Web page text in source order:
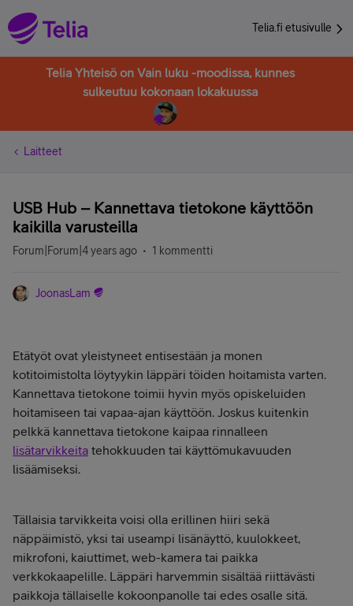
Telia.fi etusivulle
Telia Yhteisö on Vain luku -moodissa, kunnes
sulkeutuu kokonaan lokakuussa
Laitteet
USB Hub – Kannettava tietokone käyttöön
kaikilla varusteilla
Forum|Forum|4 years ago 1 kommentti
JoonasLam
Etätyöt ovat yleistyneet entisestään ja monen
kotitoimistolta löytyykin läppäri töiden hoitamista varten.
Kannettava tietokone toimii hyvin myös opiskeluiden
hoitamiseen tai vapaa-ajan käyttöön. Joskus kuitenkin
pelkkä kannettava tietokone kaipaa rinnalleen
lisätarvikkeita tehokkuuden tai käyttömukavuuden
lisäämiseksi.
Tällaisia tarvikkeita voisi olla erillinen hiiri sekä
näppäimistö, yksi tai useampi lisänäyttö, kuulokkeet,
mikrofoni, kaiuttimet, web-kamera tai paikka
verkkokaapelille. Läppäri harvemmin sisältää riittävästi
paikkoja tällaiselle kokoonpanolle tai edes osalle sitä.